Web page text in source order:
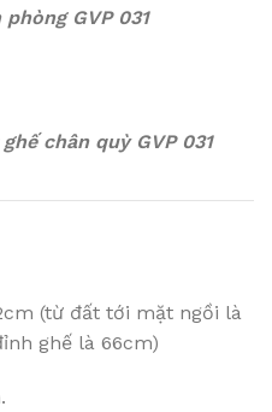
GVP 031
chân quỳ GVP 031
(từ đất tới mặt ngồi là
ghế là 66cm)